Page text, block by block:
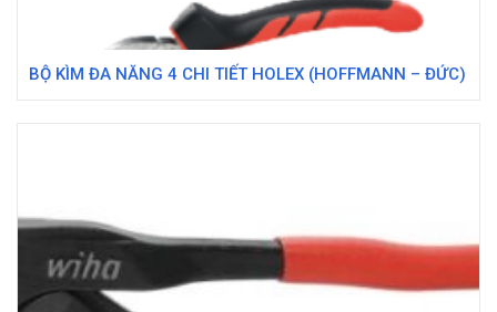
BỘ KÌM ĐA NĂNG 4 CHI TIẾT HOLEX (HOFFMANN – ĐỨC)